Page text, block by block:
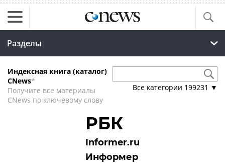
Разделы
Индексная книга (каталог)
CNews*
Получите все материалы
CNews по ключевому слову
Все категории 199231 ▼
РБК
Informer.ru
Информер